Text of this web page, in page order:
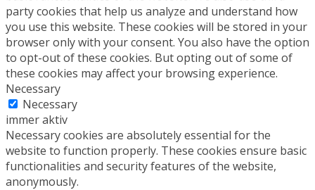
party cookies that help us analyze and understand how
you use this website. These cookies will be stored in your
browser only with your consent. You also have the option
to opt-out of these cookies. But opting out of some of
these cookies may affect your browsing experience.
Necessary
Necessary
immer aktiv
Necessary cookies are absolutely essential for the
website to function properly. These cookies ensure basic
functionalities and security features of the website,
anonymously.